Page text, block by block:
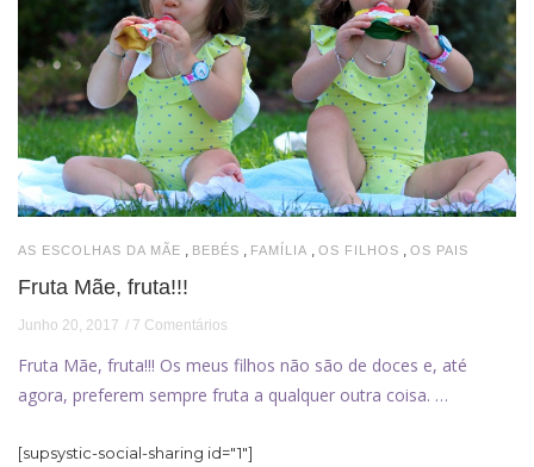
AS ESCOLHAS DA MÃE BEBÉS FAMÍLIA OS FILHOS OS PAIS
Fruta Mãe, fruta!!!
Junho 20, 2017 7 Comentários
Fruta Mãe, fruta!!! Os meus filhos não são de doces e, até
agora, preferem sempre fruta a qualquer outra coisa. …
[supsystic-social-sharing id="1"]